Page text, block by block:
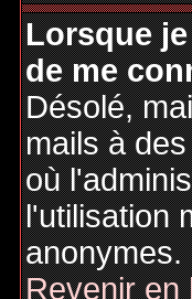
Lorsque
de me
Désolé,
mails à
où
l'utilisation
anonymes.
Revenir en